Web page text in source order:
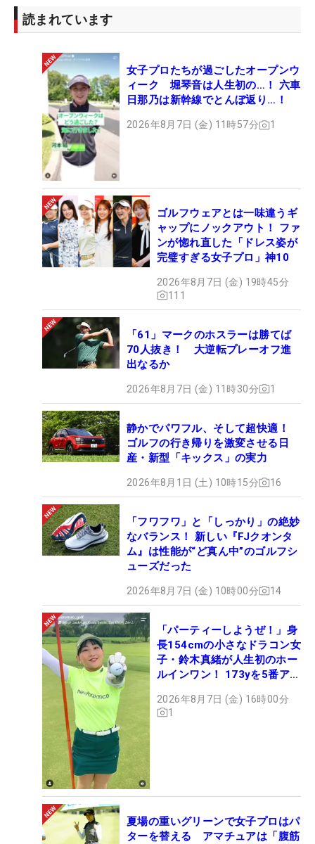
読まれています
女子プロたちが過ごしたオープンウ
ィーク 堀琴音は人生初の…！ 六車
日那乃は新幹線でとんぼ返り…！
2026年8月7日 (金) 11時57分 1
ゴルフウェアとは一味違うギ
ャップにノックアウト！ ファ
ンが惚れ直した「ドレス姿が
完璧すぎる女子プロ」神10
2026年8月7日 (金) 19時45分
111
「61」マークのホスラーは勝てば
70人抜き！ 大逆転プレーオフ進
出なるか
2026年8月7日 (金) 11時30分 1
静かでパワフル、そして超快適！
ゴルフの行き帰りを激変させる日
産・新型「キックス」の実力
2026年8月1日 (土) 10時15分 16
「フワフワ」と「しっかり」の絶妙
なバランス！ 新しい『FJクオンタ
ム』は性能が“ど真ん中”のゴルフシ
ューズだった
2026年8月7日 (金) 10時00分 14
「パーティーしようぜ！」身
長154cmの小さなドラコン女
子・鈴木真緒が人生初のホー
ルインワン！ 173yを5番アイ
2026年8月7日 (金) 16時00分
1
夏場の重いグリーンで女子プロはパ
ターを替える アマチュアは「腹筋